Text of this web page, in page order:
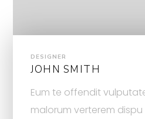
DESIGNER
JOHN SMITH
Eum te offendit
malorum verterem